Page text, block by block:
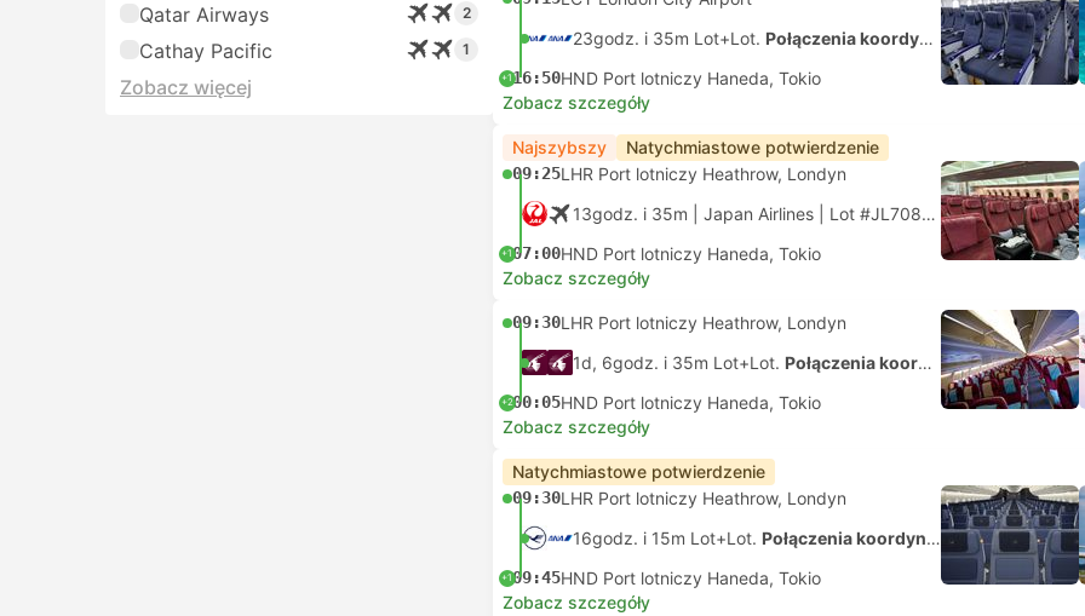
Qatar Airways 2
Cathay Pacific 1
Zobacz więcej
23godz. i 35m Lot+Lot. Połączenia koordynowane na własną rękę
+116:50HND Port lotniczy Haneda, Tokio
Zobacz szczegóły
Najszybszy Natychmiastowe potwierdzenie
09:25LHR Port lotniczy Heathrow, Londyn
13godz. i 35m | Japan Airlines Lot #JL7082 |Economy
+107:00HND Port lotniczy Haneda, Tokio
Zobacz szczegóły
09:30LHR Port lotniczy Heathrow, Londyn
1d, 6godz. i 35m Lot+Lot. Połączenia koordynowane na własną rękę
+200:05HND Port lotniczy Haneda, Tokio
Zobacz szczegóły
Natychmiastowe potwierdzenie
09:30LHR Port lotniczy Heathrow, Londyn
16godz. i 15m Lot+Lot. Połączenia koordynowane na własną rękę
+109:45HND Port lotniczy Haneda, Tokio
Zobacz szczegóły